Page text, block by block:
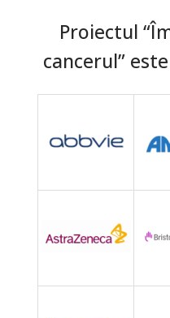
Proiectul
cancerul”